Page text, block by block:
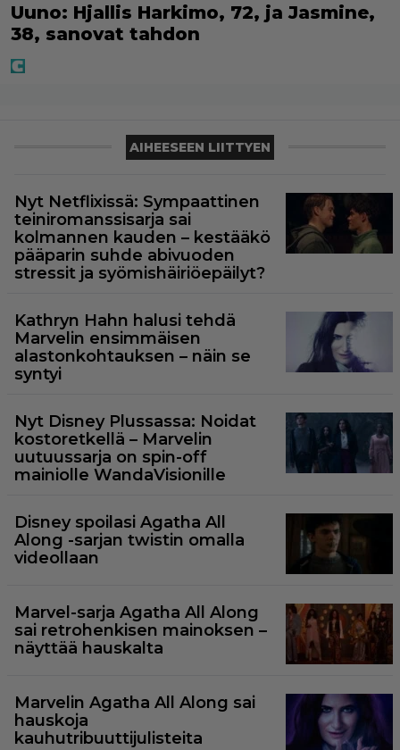
Uuno: Hjallis Harkimo, 72, ja Jasmine,
38, sanovat tahdon
AIHEESEEN LIITTYEN
Nyt Netflixissä: Sympaattinen
teiniromanssisarja sai
kolmannen kauden – kestääkö
pääparin suhde abivuoden
stressit ja syömishäiriöepäilyt?
Kathryn Hahn halusi tehdä
Marvelin ensimmäisen
alastonkohtauksen – näin se
syntyi
Nyt Disney Plussassa: Noidat
kostoretkellä – Marvelin
uutuussarja on spin-off
mainiolle WandaVisionille
Disney spoilasi Agatha All
Along -sarjan twistin omalla
videollaan
Marvel-sarja Agatha All Along
sai retrohenkisen mainoksen –
näyttää hauskalta
Marvelin Agatha All Along sai
hauskoja
kauhutribuuttijulisteita